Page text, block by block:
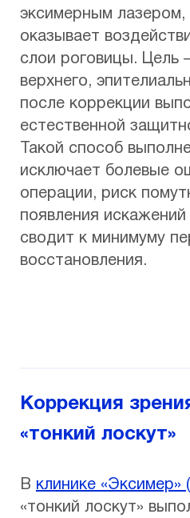
эксимерным лазером,
оказывает
слои роговицы. Цель
верхнего,
после коррекции
естественной
Такой способ
исключает болевые
операции, риск
появления
сводит к минимуму
восстановления.
Коррекция
«тонкий лоскут»
В клинике «Эксимер»
«тонкий лоскут»